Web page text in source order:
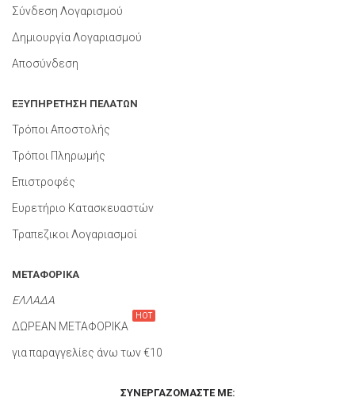
Σύνδεση Λογαρισμού
Δημιουργία Λογαριασμού
Αποσύνδεση
ΕΞΥΠΗΡΕΤΗΣΗ ΠΕΛΑΤΩΝ
Τρόποι Αποστολής
Τρόποι Πληρωμής
Επιστροφές
Ευρετήριο Κατασκευαστών
Τραπεζικοι Λογαριασμοί
ΜΕΤΑΦΟΡΙΚΑ
ΕΛΛΑΔΑ
ΔΩΡΕΑΝ ΜΕΤΑΦΟΡΙΚΑ
HOT
για παραγγελίες άνω των €10
ΣΥΝΕΡΓΑΖΌΜΑΣΤΕ ΜΕ: